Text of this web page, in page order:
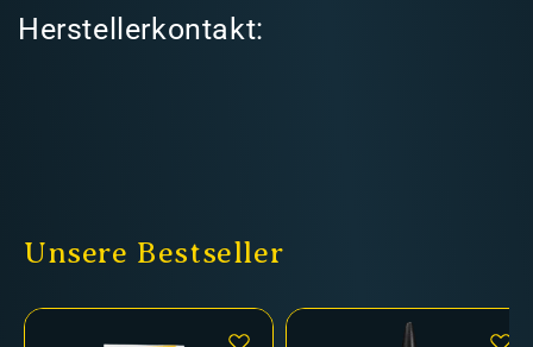
Herstellerkontakt:
Unsere Bestseller